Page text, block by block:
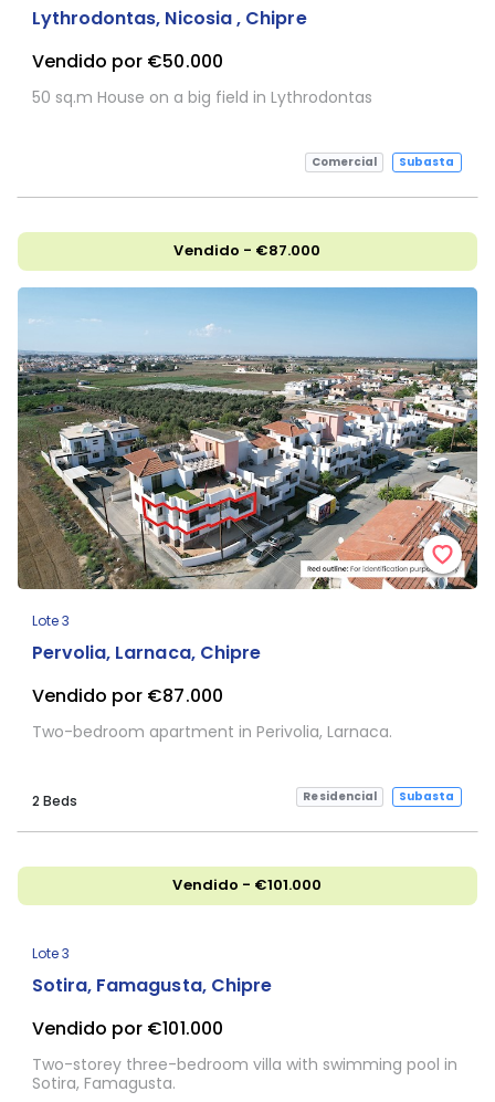
Lythrodontas, Nicosia , Chipre
Vendido por €50.000
50 sq.m House on a big field in Lythrodontas
Comercial Subasta
Vendido - €87.000
Lote 3
Pervolia, Larnaca, Chipre
Vendido por €87.000
Two-bedroom apartment in Perivolia, Larnaca.
2 Beds Residencial Subasta
Vendido - €101.000
Lote 3
Sotira, Famagusta, Chipre
Vendido por €101.000
Two-storey three-bedroom villa with swimming pool in
Sotira, Famagusta.